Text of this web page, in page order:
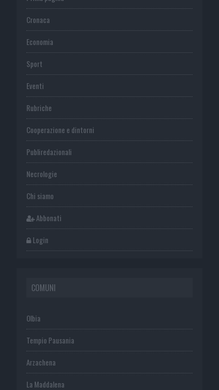
Cronaca
Economia
Sport
Eventi
Rubriche
Cooperazione e dintorni
Publiredazionali
Necrologie
Chi siamo
Abbonati
Login
COMUNI
Olbia
Tempio Pausania
Arzachena
La Maddalena